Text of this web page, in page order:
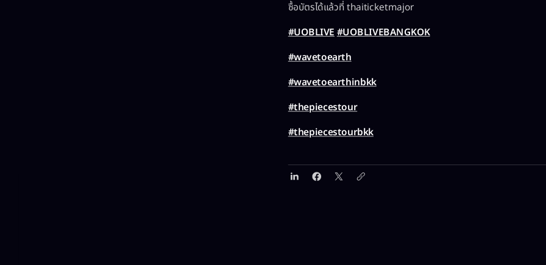
ซื้อบัตรได้แล้วที่ thaiticketmajor
#UOBLIVE#UOBLIVEBANGKOK
#wavetoearth
#wavetoearthinbkk
#thepiecestour
#thepiecestourbkk